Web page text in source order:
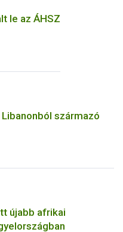
le az ÁHSZ
származó
újabb afrikai